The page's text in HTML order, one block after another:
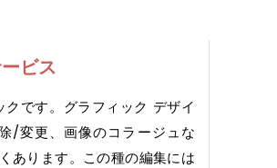
ビス
です。グラフィック デザイ
/変更、画像のコラージュな
あります。この種の編集には